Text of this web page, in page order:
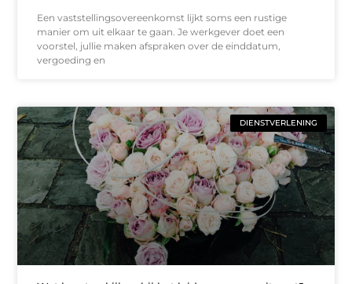
Een vaststellingsovereenkomst lijkt soms een rustige
manier om uit elkaar te gaan. Je werkgever doet een
voorstel, jullie maken afspraken over de einddatum,
vergoeding en
DIENSTVERLENING